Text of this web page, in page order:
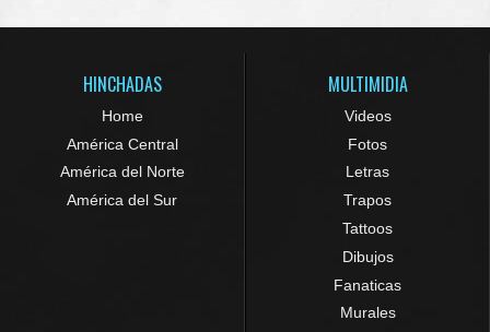
HINCHADAS
Home
América Central
América del Norte
América del Sur
MULTIMIDIA
Videos
Fotos
Letras
Trapos
Tattoos
Dibujos
Fanaticas
Murales